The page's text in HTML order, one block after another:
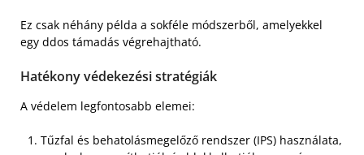
Ez csak néhány példa a sokféle módszerből, amelyekkel
egy ddos támadás végrehajtható.
Hatékony védekezési stratégiák
A védelem legfontosabb elemei:
Tűzfal és behatolásmegelőző rendszer (IPS) használata,